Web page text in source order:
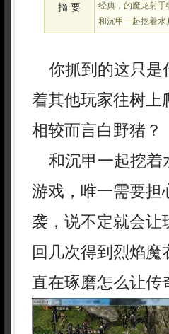
摘 要
经典，的魔龙射手
和沉甲一起挖着水
你抓到的这只是
着其他玩家往树上
相较而言白野猪？
和沉甲一起挖着
游戏，唯一需要担
袭，说不定就会
回几次得到烈焰魔
直在琢磨怎么让传